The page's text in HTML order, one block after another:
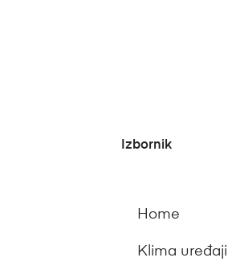
Izbornik
Home
Klima uređaji